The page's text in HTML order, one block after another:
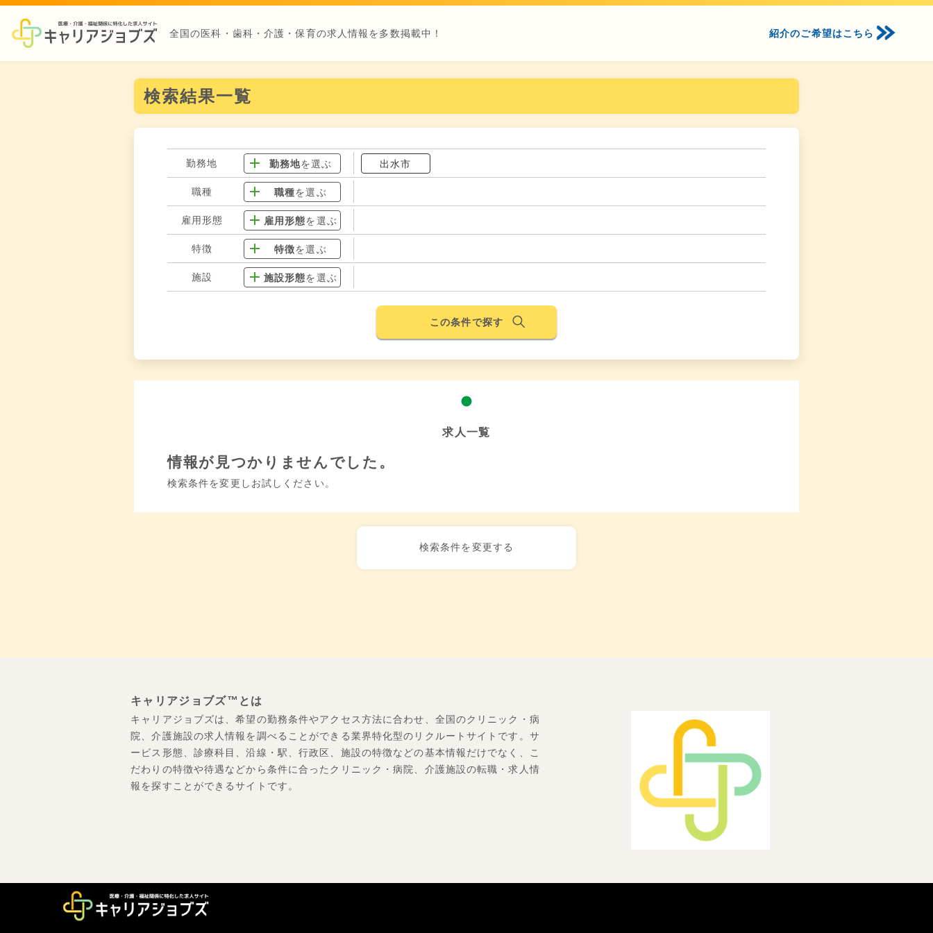
全国の医科・歯科・介護・保育の求人情報を多数掲載中！ 紹介のご希望はこちら
検索結果一覧
勤務地 勤務地を選ぶ 出水市
職種 職種を選ぶ
雇用形態 雇用形態を選ぶ
特徴 特徴を選ぶ
施設 施設形態を選ぶ
この条件で探す
求人一覧
情報が見つかりませんでした。
検索条件を変更しお試しください。
検索条件を変更する
キャリアジョブズ™とは
キャリアジョブズは、希望の勤務条件やアクセス方法に合わせ、全国のクリニック・病
院、介護施設の求人情報を調べることができる業界特化型のリクルートサイトです。サ
ービス形態、診療科目、沿線・駅、行政区、施設の特徴などの基本情報だけでなく、こ
だわりの特徴や待遇などから条件に合ったクリニック・病院、介護施設の転職・求人情
報を探すことができるサイトです。